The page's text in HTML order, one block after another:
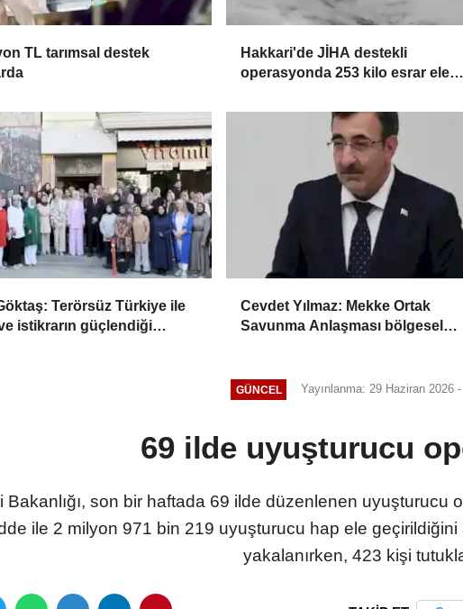
TL tarımsal destek
Hakkari'de JİHA destekli
operasyonda 253 kilo esrar ele
Terörsüz Türkiye ile
ve istikrarın güçlendiği
Cevdet Yılmaz: Mekke Ortak
Savunma Anlaşması bölgesel
GÜNCEL Yayınlanma: 29 Haziran 2026
69 ilde uyuşturucu
Bakanlığı, son bir haftada 69 ilde düzenlenen uyuşturucu
ile 2 milyon 971 bin 219 uyuşturucu hap ele geçirildiğini
yakalanırken, 423 kişi